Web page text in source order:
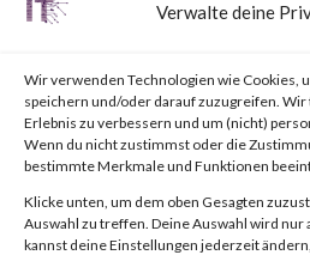
Verwalte deine
Wir verwenden Technologien wie Cookies,
speichern und/oder darauf zuzugreifen. Wir
Erlebnis zu verbessern und um (nicht)
Wenn du nicht zustimmst oder die
bestimmte Merkmale und Funktionen
Klicke unten, um dem oben Gesagten
Auswahl zu treffen. Deine Auswahl wird nur
kannst deine Einstellungen jederzeit
Chinese threat
affairs of
Europe. Their
similarities with
“Mustang Panda”